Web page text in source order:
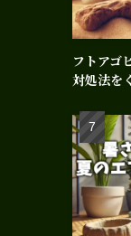
フトアゴ
対処法を